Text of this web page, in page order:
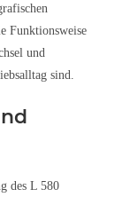
Funktionsweise
und
sind.
des L 580